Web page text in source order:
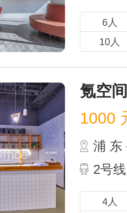
6人
10人
氪空
1000
浦 东
2号
4人